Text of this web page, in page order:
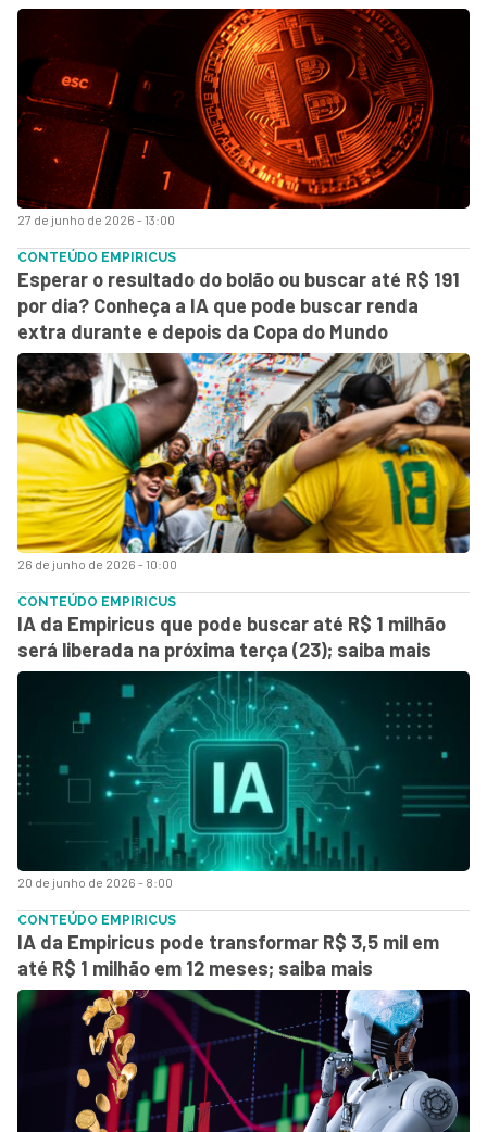
27 de junho de 2026 - 13:00
26 de junho de 2026 - 10:00
CONTEÚDO EMPIRICUS
Esperar o resultado do bolão ou buscar até R$ 191
por dia? Conheça a IA que pode buscar renda
extra durante e depois da Copa do Mundo
20 de junho de 2026 - 8:00
CONTEÚDO EMPIRICUS
IA da Empiricus que pode buscar até R$ 1 milhão
será liberada na próxima terça (23); saiba mais
CONTEÚDO EMPIRICUS
IA da Empiricus pode transformar R$ 3,5 mil em
até R$ 1 milhão em 12 meses; saiba mais